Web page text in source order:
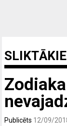
SLIKTĀKIE
Publicēts 12/09/